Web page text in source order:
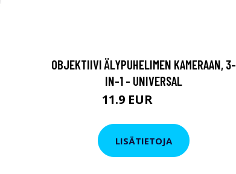
OBJEKTIIVI ÄLYPUHELIMEN KAMERAAN, 3-
IN-1 - UNIVERSAL
11.9 EUR
LISÄTIETOJA